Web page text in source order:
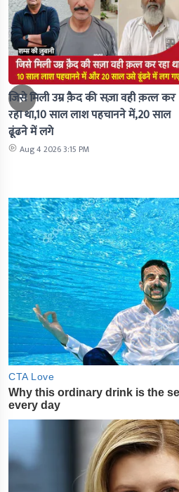
जिसे मिली उम्र क़ैद की सज़ा वही क़त्ल कर
रहा था,10 साल लाश पहचानने में,20 साल
ढूंढने में लगे
Aug 4 2026 3:15 PM